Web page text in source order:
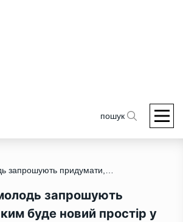
пошук
/ У Костополі молодь запрошують придумати, яким буде новий простір у парку: найкращу ідею можуть реалізувати за 500 тисяч гривень
запрошують
буде новий простір у